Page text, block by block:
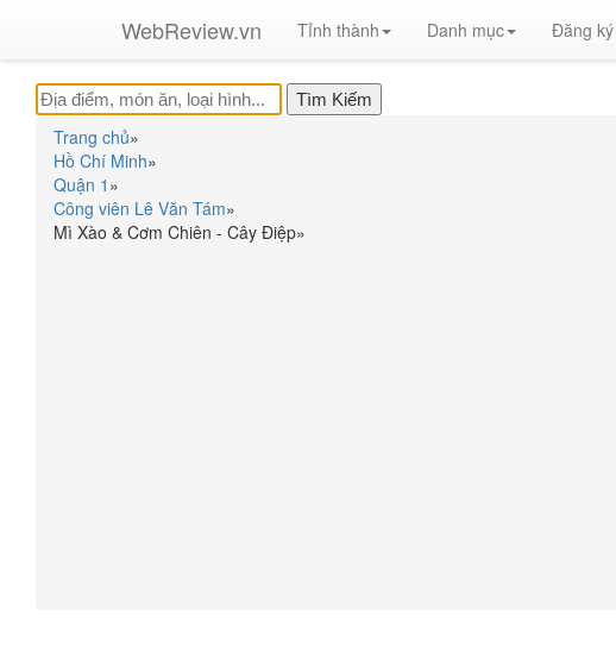
WebReview.vn Tỉnh thành Danh mục Đăng ký
Trang chủ»
Hồ Chí Minh»
Quận 1 »
Công viên Lê Văn Tám»
Mì Xào & Cơm Chiên - Cây Điệp»